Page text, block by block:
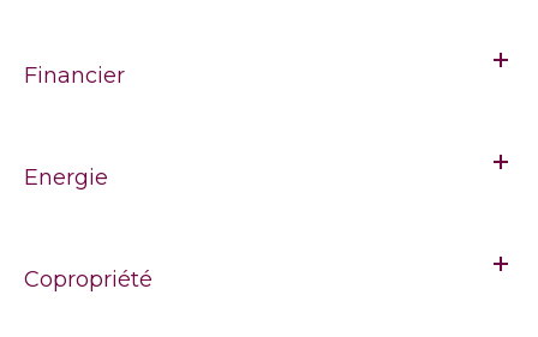
Financier
Energie
Copropriété